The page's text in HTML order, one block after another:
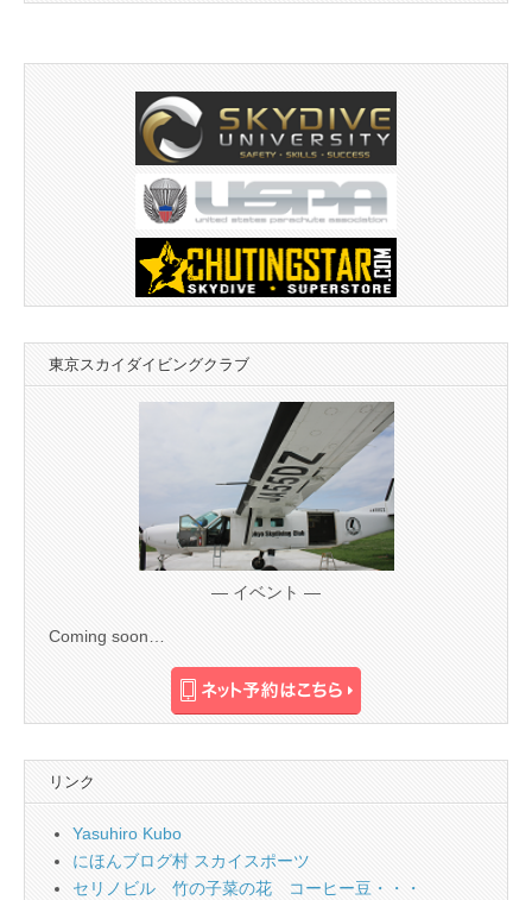
東京スカイダイビングクラブ
— イベント —
Coming soon…
リンク
Yasuhiro Kubo
にほんブログ村 スカイスポーツ
セリノビル 竹の子菜の花 コーヒー豆・・・